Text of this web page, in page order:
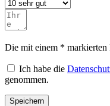
Die mit einem * markierten
Ich habe die
genommen.
Speichern